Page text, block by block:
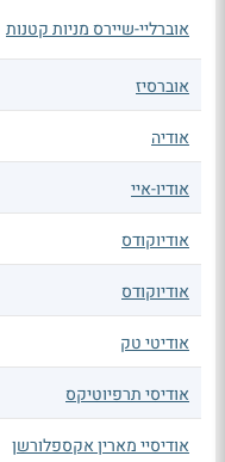
אוברליי-שיירס מניות קטנות
אוברסיז
אודיה
אודיו-איי
אודיוקודס
אודיוקודס
אודיטי טק
אודיסי תרפיוטיקס
אודיסיי מארין אקספלורשן